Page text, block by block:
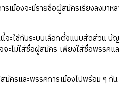
เมืองจะมีรายชื่อผู้สมัครเรียงลงม
ะใช้กับระบบเลือกตั้งแบบสัดส่วน บั
ไม่ใส่ชื่อผู้สมัคร เพียงใส่ชื่อพรรคแ
ครและพรรคการเมืองไปพร้อม ๆ กั